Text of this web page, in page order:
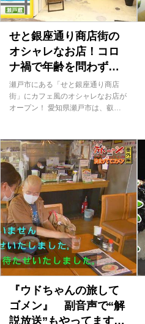
内には70軒ほどの民宿や飲食店があ
りますが、その全店にタコのメニュ
ーがあるのだとか。また、町にはタ
コの描かれ...
せと銀座通り商店街の
オシャレなお店！コロ
ナ禍で年齢を問わず人
気のサービスとは？
瀬戸市にある「せと銀座通り商店
街」にカフェ風のオシャレなお店が
オープン！ 愛知県瀬戸市は、叡王
「マチQ」は藤井聡太三冠を全力応
援していることで知られる、「せと
銀座通り商店街」に伺いました！
その銀座通り商店街に、カフェのよ
うなオシャレなお店が。何のお店な
のか入ってみると、なんと陶芸がで
きる陶芸ショップでした。こちら
は、2020年6月にオープンした
「CONERU」。手ぶらで陶芸体験
ができるほか、地元・瀬戸産の粘土
を販売しているお店なんです！ オ
ーナーは粘土メーカーの5代目！店
代表の牧さんは、瀬戸...
『ウドちゃんの旅して
ゴメン』 副音声で“解
説放送”もやってます！